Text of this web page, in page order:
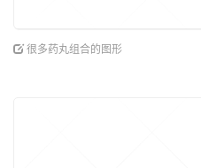
很多药丸组合的图形